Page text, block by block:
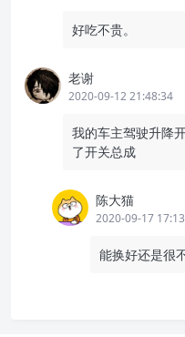
好吃不贵。
老谢
2020-09-12 21:48:34
我的车主驾驶升降
了开关总成
陈大猫
2020-09-17
能换好还是很